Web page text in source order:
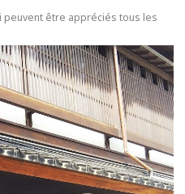
peuvent être appréciés tous les